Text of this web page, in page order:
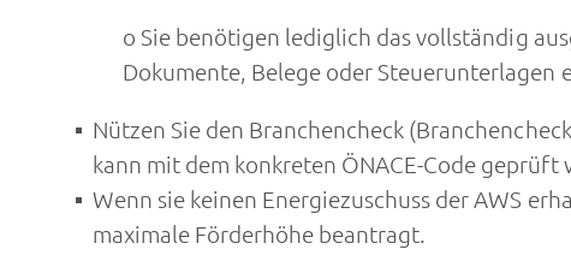
o Sie benötigen lediglich das vollständig
Dokumente, Belege oder Steuerunterlagen
Nützen Sie den Branchencheck (Branchencheck
kann mit dem konkreten ÖNACE-Code
Wenn sie keinen Energiezuschuss der AWS
maximale Förderhöhe beantragt.